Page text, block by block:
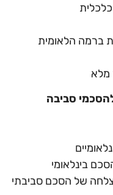
ברמה הלאומית
סביבה
הצלחה של הסכם סביבתי